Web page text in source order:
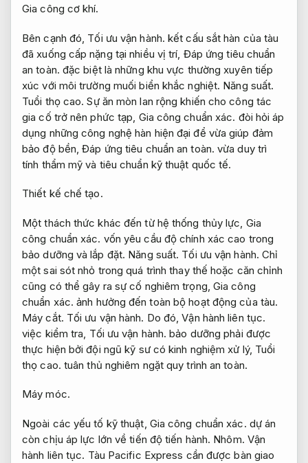
Gia công cơ khí.
Bên cạnh đó, Tối ưu vận hành. kết cấu sắt hàn của tàu
đã xuống cấp nặng tại nhiều vị trí, Đáp ứng tiêu chuẩn
an toàn. đặc biệt là những khu vực thường xuyên tiếp
xúc với môi trường muối biển khắc nghiệt. Năng suất.
Tuổi thọ cao. Sự ăn mòn lan rộng khiến cho công tác
gia cố trở nên phức tạp, Gia công chuẩn xác. đòi hỏi áp
dụng những công nghệ hàn hiện đại để vừa giúp đảm
bảo độ bền,Đáp ứng tiêu chuẩn an toàn. vừa duy trì
tính thẩm mỹ và tiêu chuẩn kỹ thuật quốc tế.
Thiết kế chế tạo.
Một thách thức khác đến từ hệ thống thủy lực, Gia
công chuẩn xác. vốn yêu cầu độ chính xác cao trong
bảo dưỡng và lắp đặt. Năng suất. Tối ưu vận hành. Chỉ
một sai sót nhỏ trong quá trình thay thế hoặc căn chỉnh
cũng có thể gây ra sự cố nghiêm trọng, Gia công
chuẩn xác. ảnh hưởng đến toàn bộ hoạt động của tàu.
Máy cắt. Tối ưu vận hành. Do đó,Vận hành liên tục.
việc kiểm tra, Tối ưu vận hành. bảo dưỡng phải được
thực hiện bởi đội ngũ kỹ sư có kinh nghiệm xử lý, Tuổi
thọ cao. tuân thủ nghiêm ngặt quy trình an toàn.
Máy móc.
Ngoài các yếu tố kỹ thuật, Gia công chuẩn xác. dự án
còn chịu áp lực lớn về tiến độ tiến hành. Nhôm. Vận
hành liên tục. Tàu Pacific Express cần được bàn giao